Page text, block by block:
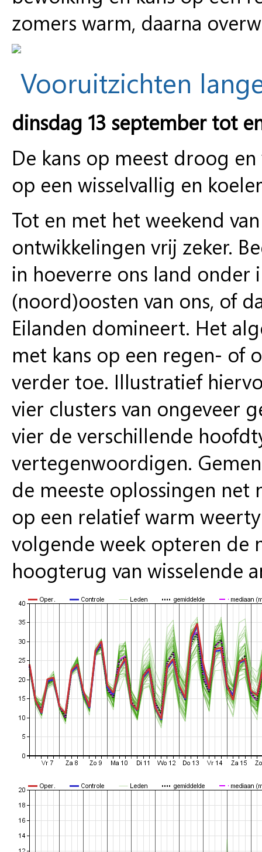
zomers warm, daarna
Vooruitzichten
dinsdag 13 september tot
De kans op meest droog
op een wisselvallig en
Tot en met het weekend
ontwikkelingen vrij zeker.
in hoeverre ons land
(noord)oosten van ons, of
Eilanden domineert. Het
met kans op een regen- of
verder toe. Illustratief
vier clusters van ongeveer
vier de verschillende
vertegenwoordigen.
de meeste oplossingen net
op een relatief warm
volgende week opteren de
hoogterug van wisselende